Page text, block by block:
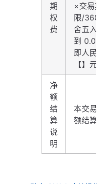
期
权
费
×交易期
限/360
舍五入精
到 0.01
即人民币
【】元。
净
额
结
算
说
明
本交易为
额结算。